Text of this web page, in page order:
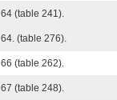
64 (table 241).
64. (table 276).
66 (table 262).
67 (table 248).